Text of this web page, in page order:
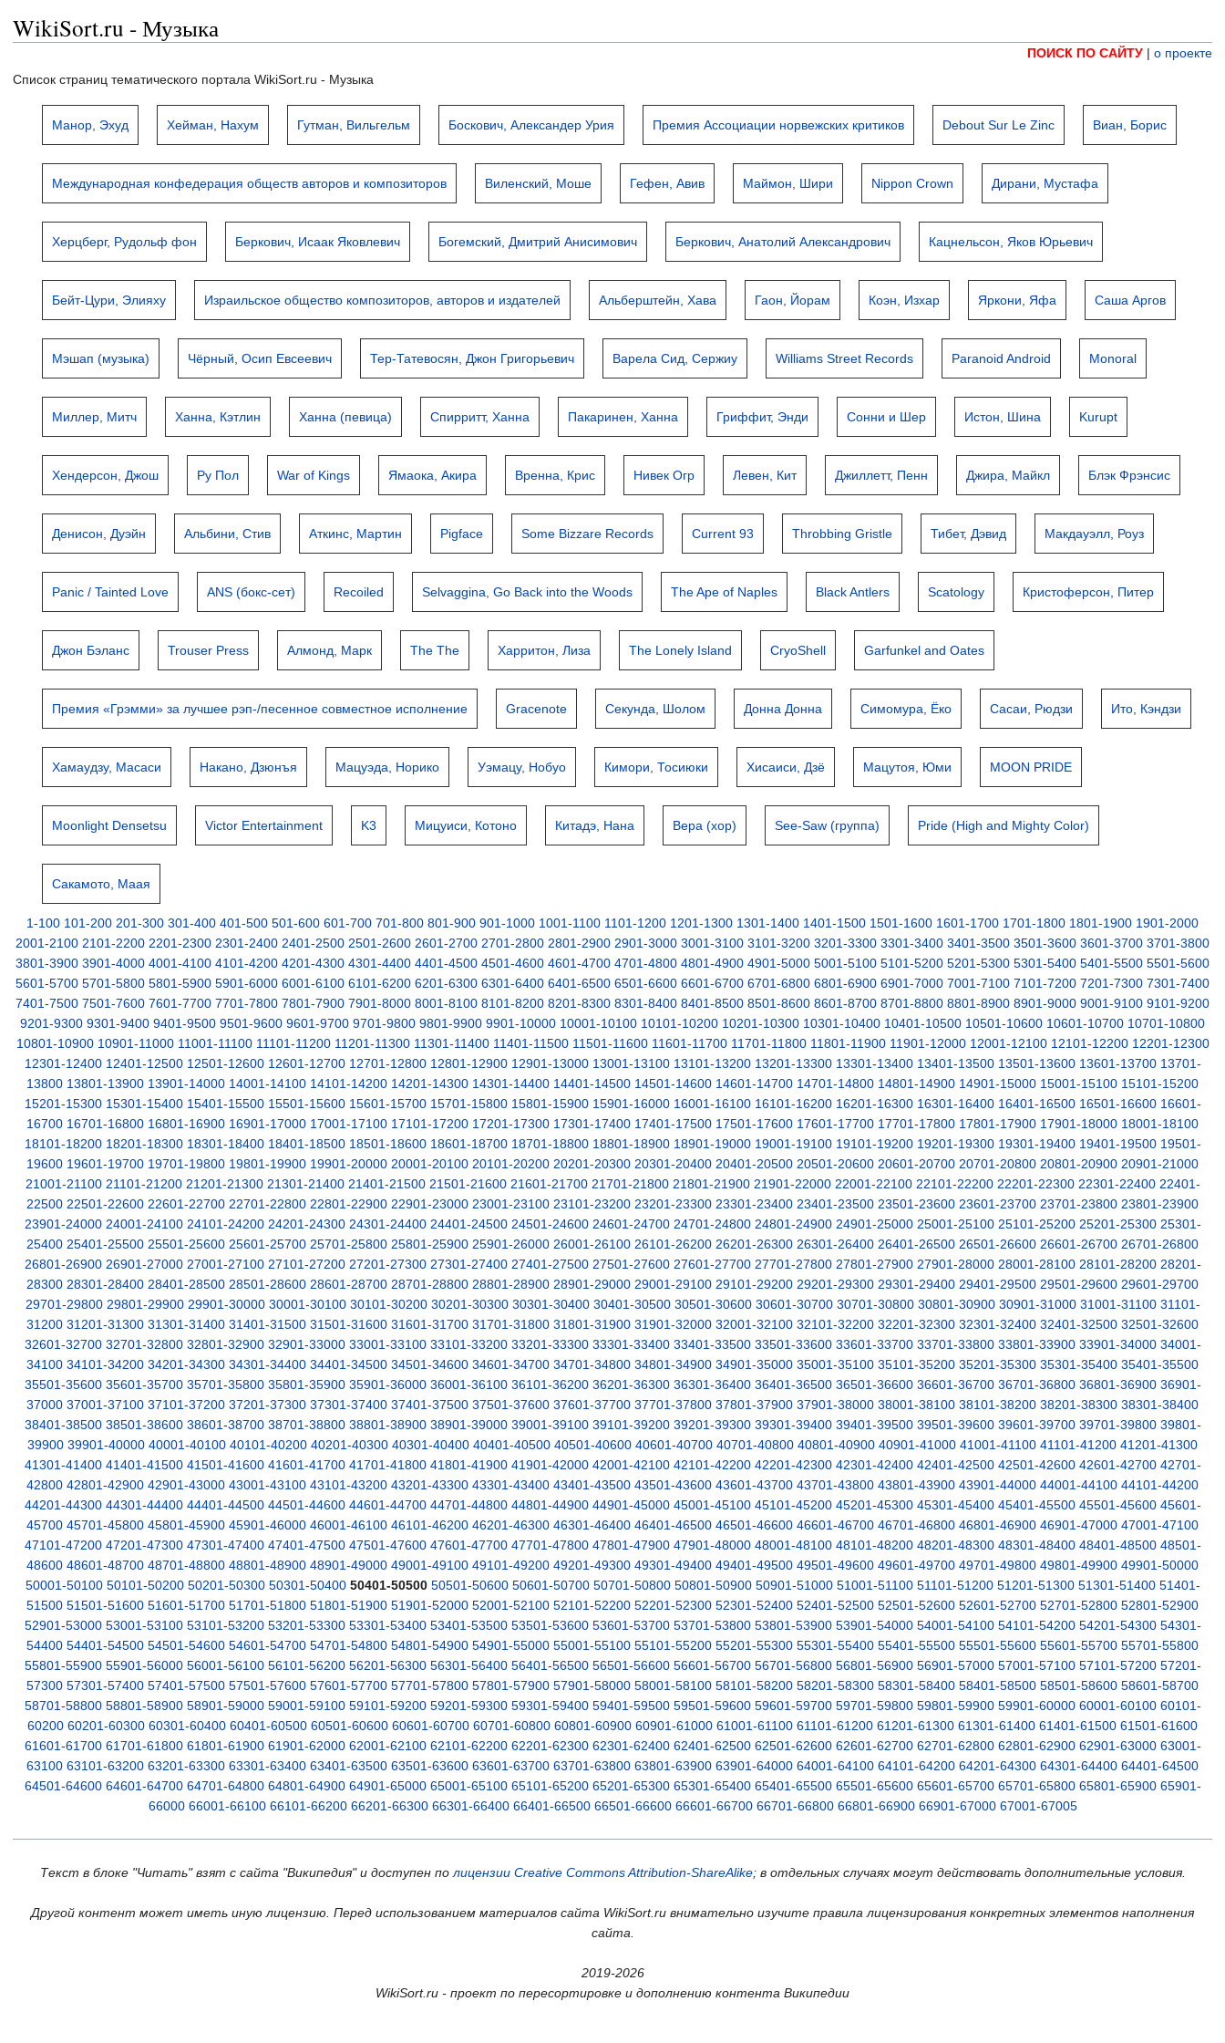
WikiSort.ru - Музыка
ПОИСК ПО САЙТУ | о проекте
Список страниц тематического портала WikiSort.ru - Музыка
Манор, Эхуд Хейман, Нахум Гутман, Вильгельм Боскович, Александер Урия Премия Ассоциации норвежских критиков Debout Sur Le Zinc Виан, Борис
Международная конфедерация обществ авторов и композиторов Виленский, Моше Гефен, Авив Маймон, Шири Nippon Crown Дирани, Мустафа
Херцберг, Рудольф фон Беркович, Исаак Яковлевич Богемский, Дмитрий Анисимович Беркович, Анатолий Александрович Кацнельсон, Яков Юрьевич
Бейт-Цури, Элияху Израильское общество композиторов, авторов и издателей Альберштейн, Хава Гаон, Йорам Коэн, Изхар Яркони, Яфа Саша Аргов
Мэшап (музыка) Чёрный, Осип Евсеевич Тер-Татевосян, Джон Григорьевич Варела Сид, Сержиу Williams Street Records Paranoid Android Monoral
Миллер, Митч Ханна, Кэтлин Ханна (певица) Спирритт, Ханна Пакаринен, Ханна Гриффит, Энди Сонни и Шер Истон, Шина Kurupt
Хендерсон, Джош Ру Пол War of Kings Ямаока, Акира Вренна, Крис Нивек Огр Левен, Кит Джиллетт, Пенн Джира, Майкл Блэк Фрэнсис
Денисон, Дуэйн Альбини, Стив Аткинс, Мартин Pigface Some Bizzare Records Current 93 Throbbing Gristle Тибет, Дэвид Макдауэлл, Роуз
Panic / Tainted Love ANS (бокс-сет) Recoiled Selvaggina, Go Back into the Woods The Ape of Naples Black Antlers Scatology Кристоферсон, Питер
Джон Бэланс Trouser Press Алмонд, Марк The The Харритон, Лиза The Lonely Island CryoShell Garfunkel and Oates
Премия «Грэмми» за лучшее рэп-/песенное совместное исполнение Gracenote Секунда, Шолом Донна Донна Симомура, Ёко Сасаи, Рюдзи Ито, Кэндзи
Хамаудзу, Масаси Накано, Дзюнъя Мацуэда, Норико Уэмацу, Нобуо Кимори, Тосиюки Хисаиси, Дзё Мацутоя, Юми MOON PRIDE
Moonlight Densetsu Victor Entertainment K3 Мицуиси, Котоно Китадэ, Нана Вера (хор) See-Saw (группа) Pride (High and Mighty Color)
Сакамото, Маая
1-100 101-200 201-300 301-400 401-500 501-600 601-700 701-800 801-900 901-1000 1001-1100 1101-1200 1201-1300 1301-1400 1401-1500 1501-1600 1601-1700 1701-1800 1801-1900 1901-2000
2001-2100 2101-2200 2201-2300 2301-2400 2401-2500 2501-2600 2601-2700 2701-2800 2801-2900 2901-3000 3001-3100 3101-3200 3201-3300 3301-3400 3401-3500 3501-3600 3601-3700 3701-3800
3801-3900 3901-4000 4001-4100 4101-4200 4201-4300 4301-4400 4401-4500 4501-4600 4601-4700 4701-4800 4801-4900 4901-5000 5001-5100 5101-5200 5201-5300 5301-5400 5401-5500 5501-5600
5601-5700 5701-5800 5801-5900 5901-6000 6001-6100 6101-6200 6201-6300 6301-6400 6401-6500 6501-6600 6601-6700 6701-6800 6801-6900 6901-7000 7001-7100 7101-7200 7201-7300 7301-7400
7401-7500 7501-7600 7601-7700 7701-7800 7801-7900 7901-8000 8001-8100 8101-8200 8201-8300 8301-8400 8401-8500 8501-8600 8601-8700 8701-8800 8801-8900 8901-9000 9001-9100 9101-9200
9201-9300 9301-9400 9401-9500 9501-9600 9601-9700 9701-9800 9801-9900 9901-10000 10001-10100 10101-10200 10201-10300 10301-10400 10401-10500 10501-10600 10601-10700 10701-10800
10801-10900 10901-11000 11001-11100 11101-11200 11201-11300 11301-11400 11401-11500 11501-11600 11601-11700 11701-11800 11801-11900 11901-12000 12001-12100 12101-12200 12201-12300
12301-12400 12401-12500 12501-12600 12601-12700 12701-12800 12801-12900 12901-13000 13001-13100 13101-13200 13201-13300 13301-13400 13401-13500 13501-13600 13601-13700 13701-
13800 13801-13900 13901-14000 14001-14100 14101-14200 14201-14300 14301-14400 14401-14500 14501-14600 14601-14700 14701-14800 14801-14900 14901-15000 15001-15100 15101-15200
15201-15300 15301-15400 15401-15500 15501-15600 15601-15700 15701-15800 15801-15900 15901-16000 16001-16100 16101-16200 16201-16300 16301-16400 16401-16500 16501-16600 16601-
16700 16701-16800 16801-16900 16901-17000 17001-17100 17101-17200 17201-17300 17301-17400 17401-17500 17501-17600 17601-17700 17701-17800 17801-17900 17901-18000 18001-18100
18101-18200 18201-18300 18301-18400 18401-18500 18501-18600 18601-18700 18701-18800 18801-18900 18901-19000 19001-19100 19101-19200 19201-19300 19301-19400 19401-19500 19501-
19600 19601-19700 19701-19800 19801-19900 19901-20000 20001-20100 20101-20200 20201-20300 20301-20400 20401-20500 20501-20600 20601-20700 20701-20800 20801-20900 20901-21000
21001-21100 21101-21200 21201-21300 21301-21400 21401-21500 21501-21600 21601-21700 21701-21800 21801-21900 21901-22000 22001-22100 22101-22200 22201-22300 22301-22400 22401-
22500 22501-22600 22601-22700 22701-22800 22801-22900 22901-23000 23001-23100 23101-23200 23201-23300 23301-23400 23401-23500 23501-23600 23601-23700 23701-23800 23801-23900
23901-24000 24001-24100 24101-24200 24201-24300 24301-24400 24401-24500 24501-24600 24601-24700 24701-24800 24801-24900 24901-25000 25001-25100 25101-25200 25201-25300 25301-
25400 25401-25500 25501-25600 25601-25700 25701-25800 25801-25900 25901-26000 26001-26100 26101-26200 26201-26300 26301-26400 26401-26500 26501-26600 26601-26700 26701-26800
26801-26900 26901-27000 27001-27100 27101-27200 27201-27300 27301-27400 27401-27500 27501-27600 27601-27700 27701-27800 27801-27900 27901-28000 28001-28100 28101-28200 28201-
28300 28301-28400 28401-28500 28501-28600 28601-28700 28701-28800 28801-28900 28901-29000 29001-29100 29101-29200 29201-29300 29301-29400 29401-29500 29501-29600 29601-29700
29701-29800 29801-29900 29901-30000 30001-30100 30101-30200 30201-30300 30301-30400 30401-30500 30501-30600 30601-30700 30701-30800 30801-30900 30901-31000 31001-31100 31101-
31200 31201-31300 31301-31400 31401-31500 31501-31600 31601-31700 31701-31800 31801-31900 31901-32000 32001-32100 32101-32200 32201-32300 32301-32400 32401-32500 32501-32600
32601-32700 32701-32800 32801-32900 32901-33000 33001-33100 33101-33200 33201-33300 33301-33400 33401-33500 33501-33600 33601-33700 33701-33800 33801-33900 33901-34000 34001-
34100 34101-34200 34201-34300 34301-34400 34401-34500 34501-34600 34601-34700 34701-34800 34801-34900 34901-35000 35001-35100 35101-35200 35201-35300 35301-35400 35401-35500
35501-35600 35601-35700 35701-35800 35801-35900 35901-36000 36001-36100 36101-36200 36201-36300 36301-36400 36401-36500 36501-36600 36601-36700 36701-36800 36801-36900 36901-
37000 37001-37100 37101-37200 37201-37300 37301-37400 37401-37500 37501-37600 37601-37700 37701-37800 37801-37900 37901-38000 38001-38100 38101-38200 38201-38300 38301-38400
38401-38500 38501-38600 38601-38700 38701-38800 38801-38900 38901-39000 39001-39100 39101-39200 39201-39300 39301-39400 39401-39500 39501-39600 39601-39700 39701-39800 39801-
39900 39901-40000 40001-40100 40101-40200 40201-40300 40301-40400 40401-40500 40501-40600 40601-40700 40701-40800 40801-40900 40901-41000 41001-41100 41101-41200 41201-41300
41301-41400 41401-41500 41501-41600 41601-41700 41701-41800 41801-41900 41901-42000 42001-42100 42101-42200 42201-42300 42301-42400 42401-42500 42501-42600 42601-42700 42701-
42800 42801-42900 42901-43000 43001-43100 43101-43200 43201-43300 43301-43400 43401-43500 43501-43600 43601-43700 43701-43800 43801-43900 43901-44000 44001-44100 44101-44200
44201-44300 44301-44400 44401-44500 44501-44600 44601-44700 44701-44800 44801-44900 44901-45000 45001-45100 45101-45200 45201-45300 45301-45400 45401-45500 45501-45600 45601-
45700 45701-45800 45801-45900 45901-46000 46001-46100 46101-46200 46201-46300 46301-46400 46401-46500 46501-46600 46601-46700 46701-46800 46801-46900 46901-47000 47001-47100
47101-47200 47201-47300 47301-47400 47401-47500 47501-47600 47601-47700 47701-47800 47801-47900 47901-48000 48001-48100 48101-48200 48201-48300 48301-48400 48401-48500 48501-
48600 48601-48700 48701-48800 48801-48900 48901-49000 49001-49100 49101-49200 49201-49300 49301-49400 49401-49500 49501-49600 49601-49700 49701-49800 49801-49900 49901-50000
50001-50100 50101-50200 50201-50300 50301-50400 50401-50500 50501-50600 50601-50700 50701-50800 50801-50900 50901-51000 51001-51100 51101-51200 51201-51300 51301-51400 51401-
51500 51501-51600 51601-51700 51701-51800 51801-51900 51901-52000 52001-52100 52101-52200 52201-52300 52301-52400 52401-52500 52501-52600 52601-52700 52701-52800 52801-52900
52901-53000 53001-53100 53101-53200 53201-53300 53301-53400 53401-53500 53501-53600 53601-53700 53701-53800 53801-53900 53901-54000 54001-54100 54101-54200 54201-54300 54301-
54400 54401-54500 54501-54600 54601-54700 54701-54800 54801-54900 54901-55000 55001-55100 55101-55200 55201-55300 55301-55400 55401-55500 55501-55600 55601-55700 55701-55800
55801-55900 55901-56000 56001-56100 56101-56200 56201-56300 56301-56400 56401-56500 56501-56600 56601-56700 56701-56800 56801-56900 56901-57000 57001-57100 57101-57200 57201-
57300 57301-57400 57401-57500 57501-57600 57601-57700 57701-57800 57801-57900 57901-58000 58001-58100 58101-58200 58201-58300 58301-58400 58401-58500 58501-58600 58601-58700
58701-58800 58801-58900 58901-59000 59001-59100 59101-59200 59201-59300 59301-59400 59401-59500 59501-59600 59601-59700 59701-59800 59801-59900 59901-60000 60001-60100 60101-
60200 60201-60300 60301-60400 60401-60500 60501-60600 60601-60700 60701-60800 60801-60900 60901-61000 61001-61100 61101-61200 61201-61300 61301-61400 61401-61500 61501-61600
61601-61700 61701-61800 61801-61900 61901-62000 62001-62100 62101-62200 62201-62300 62301-62400 62401-62500 62501-62600 62601-62700 62701-62800 62801-62900 62901-63000 63001-
63100 63101-63200 63201-63300 63301-63400 63401-63500 63501-63600 63601-63700 63701-63800 63801-63900 63901-64000 64001-64100 64101-64200 64201-64300 64301-64400 64401-64500
64501-64600 64601-64700 64701-64800 64801-64900 64901-65000 65001-65100 65101-65200 65201-65300 65301-65400 65401-65500 65501-65600 65601-65700 65701-65800 65801-65900 65901-
66000 66001-66100 66101-66200 66201-66300 66301-66400 66401-66500 66501-66600 66601-66700 66701-66800 66801-66900 66901-67000 67001-67005
Текст в блоке "Читать" взят с сайта "Википедия" и доступен по лицензии Creative Commons Attribution-ShareAlike; в отдельных случаях могут действовать дополнительные условия.
Другой контент может иметь иную лицензию. Перед использованием материалов сайта WikiSort.ru внимательно изучите правила лицензирования конкретных элементов наполнения
сайта.
2019-2026
WikiSort.ru - проект по пересортировке и дополнению контента Википедии